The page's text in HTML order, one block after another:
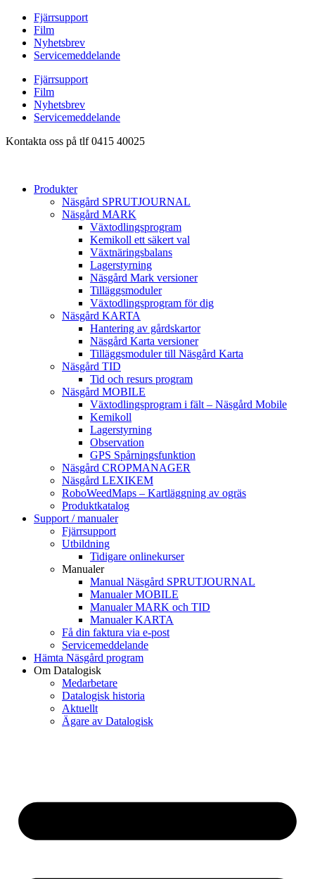
Hoppa
innehåll
Fjärrsupport
Film
Nyhetsbrev
Servicemeddelande
Fjärrsupport
Film
Nyhetsbrev
Servicemeddelande
Kontakta oss på tlf 0415 40025
Produkter
Näsgård SPRUTJOURNAL
Näsgård MARK
Växtodlingsprogram
Kemikoll ett säkert val
Växtnäringsbalans
Lagerstyrning
Näsgård Mark versioner
Tilläggsmoduler
Växtodlingsprogram för dig
Näsgård KARTA
Hantering av gårdskartor
Näsgård Karta versioner
Tilläggsmoduler till Näsgård Karta
Näsgård TID
Tid och resurs program
Näsgård MOBILE
Växtodlingsprogram i fält – Näsgård Mobile
Kemikoll
Lagerstyrning
Observation
GPS Spårningsfunktion
Näsgård CROPMANAGER
Näsgård LEXIKEM
RoboWeedMaps – Kartläggning av ogräs
Produktkatalog
Support / manualer
Fjärrsupport
Utbildning
Tidigare onlinekurser
Manualer
Manual Näsgård SPRUTJOURNAL
Manualer MOBILE
Manualer MARK och TID
Manualer KARTA
Få din faktura via e-post
Servicemeddelande
Hämta Näsgård program
Om Datalogisk
Medarbetare
Datalogisk historia
Aktuellt
Ägare av Datalogisk